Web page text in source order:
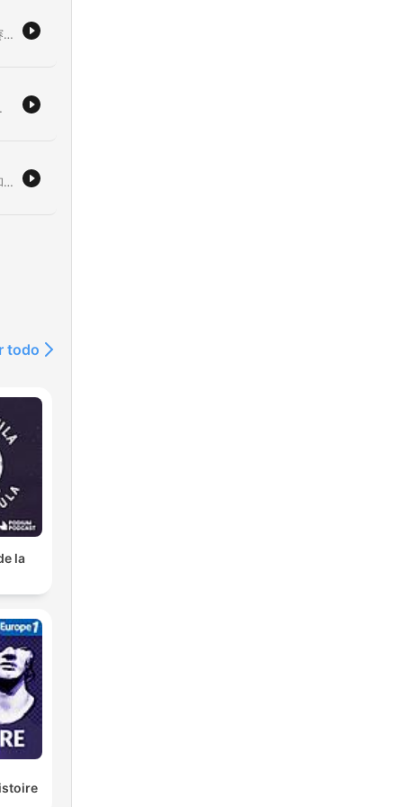
本集节目探讨了波斯文明的历史及其深远影响。通过回顾居鲁士大帝征服巴比伦以及《赛鲁斯圆柱》作为早期人权宣言的意义，节目展示了波斯如何不仅作为一个帝国存在，更作为一个连接不同世界的纽带。内容涵盖了琐罗亚斯德教的影响、波斯语在文学艺术中的地位，以及波斯文明在征服与连接之间的独特哲学。
的过程，以及它们如何在不同地域进行演变与适应。
本集节目探讨了美索不达米亚文明的起源与发展。通过对苏美尔人、阿卡德人、亚述人和巴比伦人的历史梳理，介绍了两河流域（底格里斯河与幼发拉底河）作为文明摇篮的重要性。节目重点提及了巴比伦国王汉谟拉比制定的法律体系，以及该地区农业、手工业与城市化进程的演变。
todo
la